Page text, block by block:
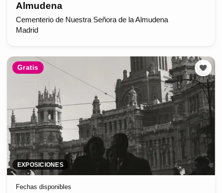
Almudena
Cementerio de Nuestra Señora de la Almudena
Madrid
Gratis
EXPOSICIONES
Fechas disponibles